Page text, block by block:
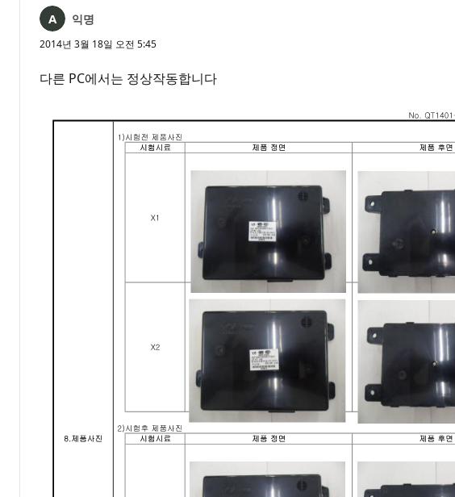
익명
2014년 3월 18일 오전 5:45
다른 PC에서는 정상작동합니다